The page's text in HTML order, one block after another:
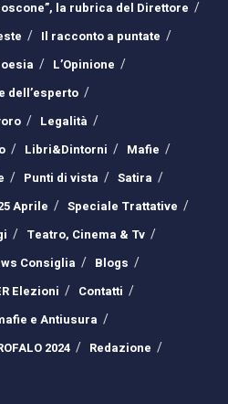
la rubrica del Direttore
Il racconto a puntate
L’Opinione
dell’esperto
Legalità
Libri&Dintorni
Mafie
Punti di vista
Satira
Aprile
Speciale Trattative
Teatro, Cinema & Tv
Consiglia
Blogs
Elezioni
Contatti
e Antiusura
2024
Redazione